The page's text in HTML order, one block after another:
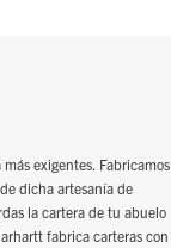
exigentes. Fabricamos
dicha artesanía de
la cartera de tu abuelo
fabrica carteras con